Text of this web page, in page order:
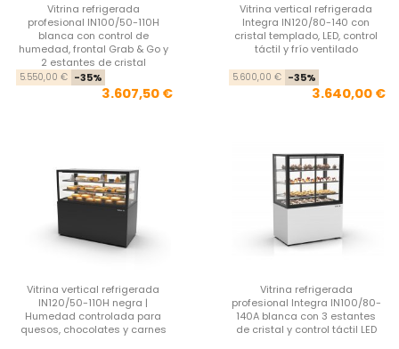
Vitrina refrigerada
profesional IN100/50-110H
blanca con control de
humedad, frontal Grab & Go y
2 estantes de cristal
Precio base
5.550,00 € -35%
3.607,50 €
Vitrina vertical refrigerada
Integra IN120/80-140 con
cristal templado, LED, control
táctil y frío ventilado
5.600,00 € -35%
3.640,00 €
Vitrina vertical refrigerada
IN120/50-110H negra |
Humedad controlada para
quesos, chocolates y carnes
Vitrina refrigerada
profesional Integra IN100/80-
140A blanca con 3 estantes
de cristal y control táctil LED